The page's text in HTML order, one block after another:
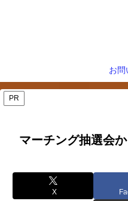
お問
PR
マーチング抽選会
X